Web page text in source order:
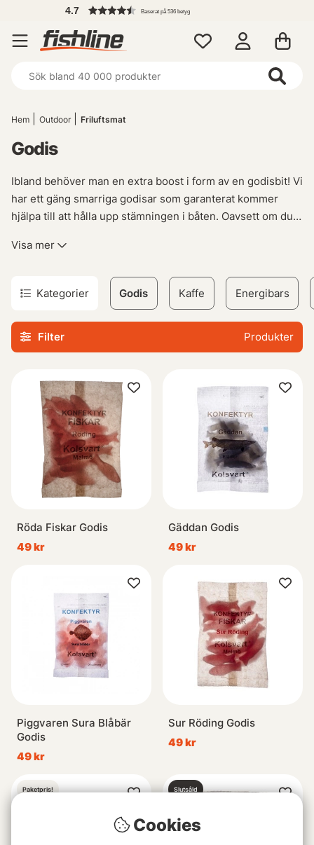
4.7 Baserat på 536 betyg
Hem Outdoor Friluftsmat
Godis
Ibland behöver man en extra boost i form av en godisbit! Vi
har ett gäng smarriga godisar som garanterat kommer
hjälpa till att hålla upp stämningen i båten. Oavsett om du
det inget som slår den perfekta biten choklad, lakrits,
guldkant på upplevelsen. Vårt sortiment av läckra
godsaker erbjuder något för varje smak och humör - allt
från klassiska favoriter till spännande nya
smakkombinationer. Så se till att ha med dig lite extra
energi och glädje nästa gång du ger dig ut i naturen – vårt
välsmakande!
Visa mer
Kategorier Kaffe Energibars
Godis
Filter Produkter
Röda Fiskar Godis
49 kr
Gäddan Godis
49 kr
Piggvaren Sura Blåbär
Godis
49 kr
Sur Röding Godis
49 kr
Paketpris! Slutsåld
Cookies